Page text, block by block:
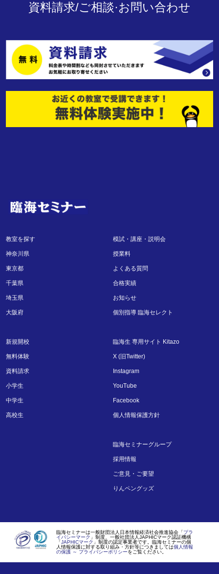
資料請求/ご相談·お問い合わせ
教室を探す
神奈川県
東京都
千葉県
埼玉県
大阪府
新規開校
無料体験
資料請求
小学生
中学生
高校生
模試・講座・説明会
授業料
よくある質問
合格実績
お知らせ
個別指導 臨海セレクト
臨海生 専用サイト Kitazo
X (旧Twitter)
Instagram
YouTube
Facebook
個人情報保護方針
臨海セミナーグループ
採用情報
ご意見・ご要望
りんペングッズ
臨海セミナーは一般財団法人日本情報経済社会推進協会「プラ
イバシーマーク 」制度、一般社団法人JAPHICマーク認証機構
「JAPHICマーク 」制度の認定事業者です。臨海セミナーの個
人情報保護に対する取り組み・方針等につきましては個人情報
の保護 ～ プライバシーポリシーをご覧ください。